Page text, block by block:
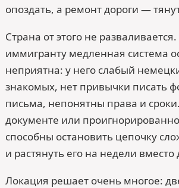
опоздать, а ремонт дороги —
Страна от этого не
иммигранту медленная система
неприятна: у него слабый
знакомых, нет привычки писать
письма, непонятны права и
документе или
способны остановить цепочку
и растянуть его на недели вместо
Локация решает очень многое: